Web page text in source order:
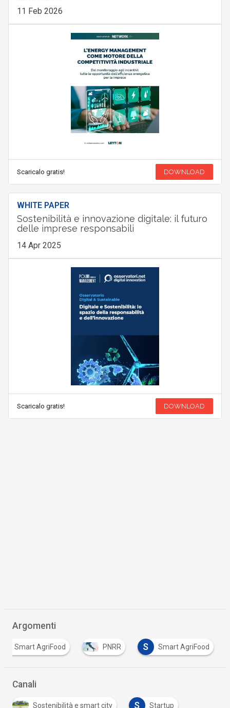
11 Feb 2026
Scaricalo gratis! DOWNLOAD
WHITE PAPER
Sostenibilità e innovazione digitale: il futuro
delle imprese responsabili
14 Apr 2025
Scaricalo gratis! DOWNLOAD
Argomenti
Smart AgriFood PNRR S Smart AgriFood
Canali
Sostenibilità e smart city S Startup